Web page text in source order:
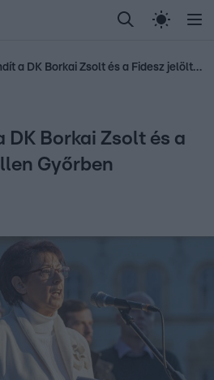
Randi Celeb vagyok,
Most Wanted Gallusz
Eldőlt, kit indít a DK Borkai Zsolt és a Fidesz jelöltje ellen Győrben
DK Borkai Zsolt és a
Győrben